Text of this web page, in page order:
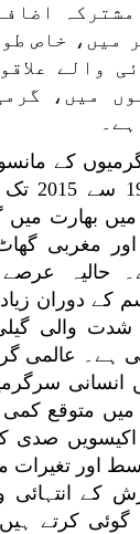
میں، خاص
والے
میں،
گرمیوں کے
سے 2015تک
بھارت میں
اور مغربی
حالیہ
کے دوران
شدت والی
ہے۔ عالمی
انسانی
میں متوقع
اکیسویں صدی
اور تغیرات
کے انتہائی
کرتے